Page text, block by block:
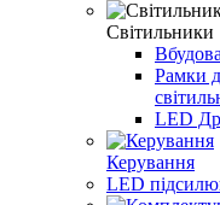
Світильники
Рамки
LED
Керування
LED